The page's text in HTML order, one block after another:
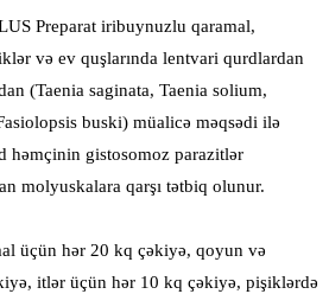
Preparat iribuynuzlu qaramal,
və ev quşlarında lentvari qurdlardan
(Taenia saginata, Taenia solium,
buski) müalicə məqsədi ilə
həmçinin gistosomoz parazitlər
molyuskalara qarşı tətbiq olunur.
üçün hər 20 kq çəkiyə, qoyun və
itlər üçün hər 10 kq çəkiyə, pişiklərdə